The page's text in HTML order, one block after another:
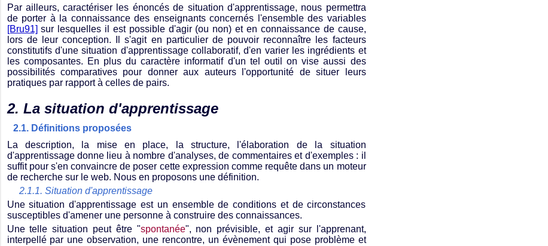
Par ailleurs, caractériser les énoncés de situation d'apprentissage, nous permettra
de porter à la connaissance des enseignants concernés l'ensemble des variables
[Bru91] sur lesquelles il est possible d'agir (ou non) et en connaissance de cause,
lors de leur conception. Il s'agit en particulier de pouvoir reconnaître les facteurs
constitutifs d'une situation d'apprentissage collaboratif, d'en varier les ingrédients et
les composantes. En plus du caractère informatif d'un tel outil on vise aussi des
possibilités comparatives pour donner aux auteurs l'opportunité de situer leurs
pratiques par rapport à celles de pairs.
2. La situation d'apprentissage
2.1. Définitions proposées
La description, la mise en place, la structure, l'élaboration de la situation
d'apprentissage donne lieu à nombre d'analyses, de commentaires et d'exemples : il
suffit pour s'en convaincre de poser cette expression comme requête dans un moteur
de recherche sur le web. Nous en proposons une définition.
2.1.1. Situation d'apprentissage
Une situation d'apprentissage est un ensemble de conditions et de circonstances
susceptibles d'amener une personne à construire des connaissances.
Une telle situation peut être "spontanée", non prévisible, et agir sur l'apprenant,
interpellé par une observation, une rencontre, un évènement qui pose problème et